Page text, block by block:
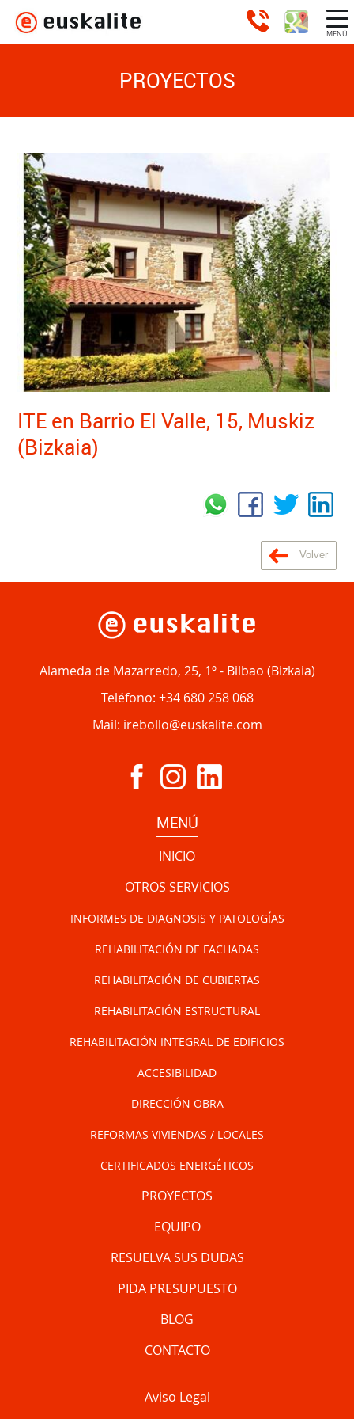
MENÚ
PROYECTOS
ITE en Barrio El Valle, 15, Muskiz
(Bizkaia)
Volver
Alameda de Mazarredo, 25, 1º- Bilbao (Bizkaia)
Teléfono: +34 680 258 068
Mail: irebollo@euskalite.com
MENÚ
INICIO
OTROS SERVICIOS
INFORMES DE DIAGNOSIS Y PATOLOGÍAS
REHABILITACIÓN DE FACHADAS
REHABILITACIÓN DE CUBIERTAS
REHABILITACIÓN ESTRUCTURAL
REHABILITACIÓN INTEGRAL DE EDIFICIOS
ACCESIBILIDAD
DIRECCIÓN OBRA
REFORMAS VIVIENDAS / LOCALES
CERTIFICADOS ENERGÉTICOS
PROYECTOS
EQUIPO
RESUELVA SUS DUDAS
PIDA PRESUPUESTO
BLOG
CONTACTO
Aviso Legal